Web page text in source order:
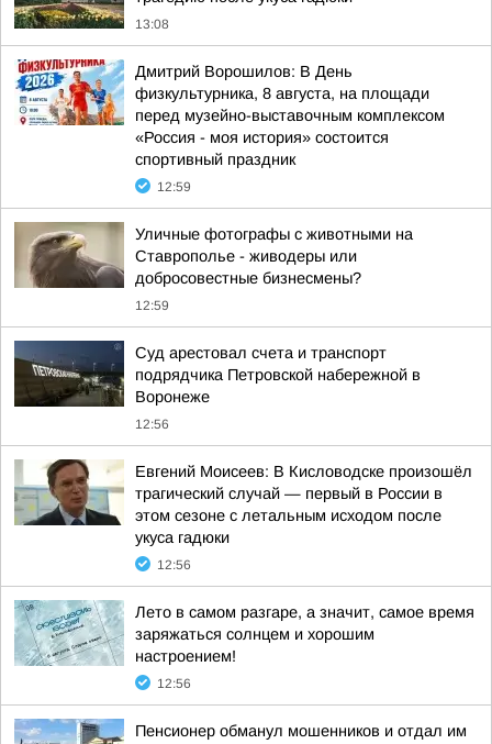
13:08
Дмитрий Ворошилов: В День
физкультурника, 8 августа, на площади
перед музейно-выставочным комплексом
«Россия - моя история» состоится
спортивный праздник
12:59
Уличные фотографы с животными на
Ставрополье - живодеры или
добросовестные бизнесмены?
12:59
Суд арестовал счета и транспорт
подрядчика Петровской набережной в
Воронеже
12:56
Евгений Моисеев: В Кисловодске произошёл
трагический случай — первый в России в
этом сезоне с летальным исходом после
укуса гадюки
12:56
Лето в самом разгаре, а значит, самое время
заряжаться солнцем и хорошим
настроением!
12:56
Пенсионер обманул мошенников и отдал им